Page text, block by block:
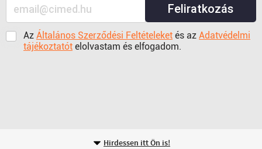
Feliratkozás
Az Általános Szerződési Feltételeket és az Adatvédelmi
tájékoztatót elolvastam és elfogadom.
Hirdessen itt Ön is!